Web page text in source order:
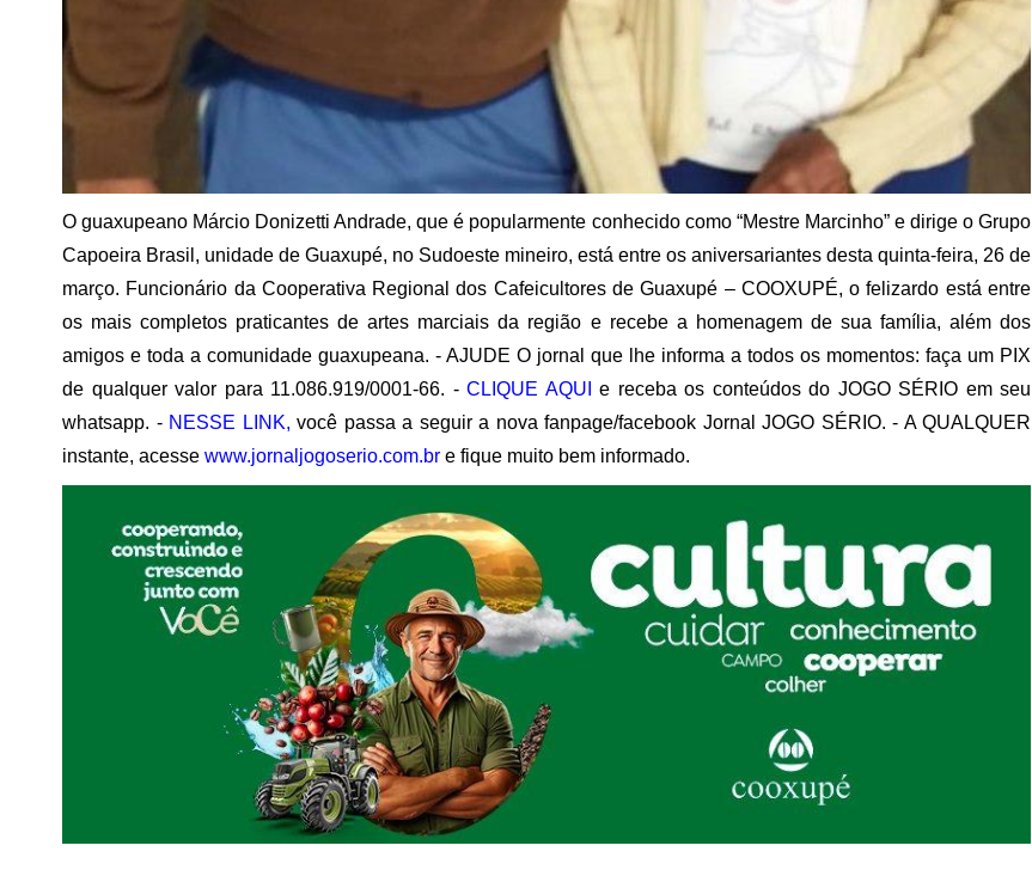
O guaxupeano Márcio Donizetti Andrade, que é popularmente conhecido como “Mestre Marcinho” e dirige o Grupo
Capoeira Brasil, unidade de Guaxupé, no Sudoeste mineiro, está entre os aniversariantes desta quinta-feira, 26 de
março. Funcionário da Cooperativa Regional dos Cafeicultores de Guaxupé – COOXUPÉ, o felizardo está entre
os mais completos praticantes de artes marciais da região e recebe a homenagem de sua família, além dos
amigos e toda a comunidade guaxupeana. - AJUDE O jornal que lhe informa a todos os momentos: faça um PIX
de qualquer valor para 11.086.919/0001-66. - CLIQUE AQUI
e receba os conteúdos do JOGO SÉRIO em seu
whatsapp. - NESSE LINK, você passa a seguir a nova fanpage/facebook Jornal JOGO SÉRIO. - A QUALQUER
instante, acesse www.jornaljogoserio.com.br e fique muito bem informado.